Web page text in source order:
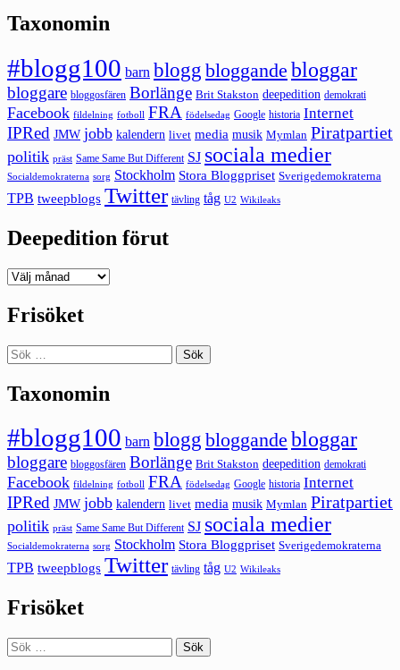
Taxonomin
#blogg100 barn blogg bloggande bloggar
bloggare bloggosfären Borlänge Brit Stakston deepedition demokrati
Facebook fildelning fotboll FRA födelsedag Google historia Internet
IPRed JMW jobb kalendern livet media musik Mymlan Piratpartiet
politik präst Same Same But Different SJ sociala medier
Socialdemokraterna sorg Stockholm Stora Bloggpriset Sverigedemokraterna
TPB tweepblogs Twitter tävling tåg U2 Wikileaks
Deepedition förut
Deepedition
Frisöket
Sök
efter:
Taxonomin
#blogg100 barn blogg bloggande bloggar
bloggare bloggosfären Borlänge Brit Stakston deepedition demokrati
Facebook fildelning fotboll FRA födelsedag Google historia Internet
IPRed JMW jobb kalendern livet media musik Mymlan Piratpartiet
politik präst Same Same But Different SJ sociala medier
Socialdemokraterna sorg Stockholm Stora Bloggpriset Sverigedemokraterna
TPB tweepblogs Twitter tävling tåg U2 Wikileaks
Frisöket
Sök
efter: